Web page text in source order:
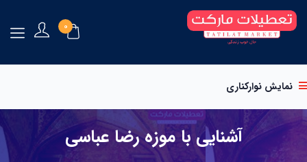
۰
نمایش نوارکناری
آشنایی با موزه رضا عباسی